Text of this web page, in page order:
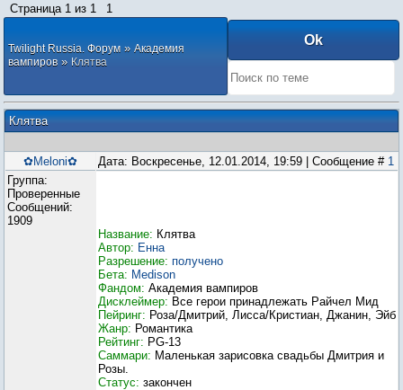
Страница 1 из 1 1
Twilight Russia. Форум » Академия
вампиров » Клятва
Клятва
✿Meloni✿ Дата: Воскресенье, 12.01.2014, 19:59 | Сообщение # 1
Группа:
Проверенные
Сообщений:
1909
Название: Клятва
Автор: Енна
Разрешение: получено
Бета: Medison
Фандом: Академия вампиров
Дисклеймер: Все герои принадлежать Райчел Мид
Пейринг: Роза/Дмитрий, Лисса/Кристиан, Джанин, Эйб
Жанр: Романтика
Рейтинг: PG-13
Саммари: Маленькая зарисовка свадьбы Дмитрия и
Розы.
Статус: закончен